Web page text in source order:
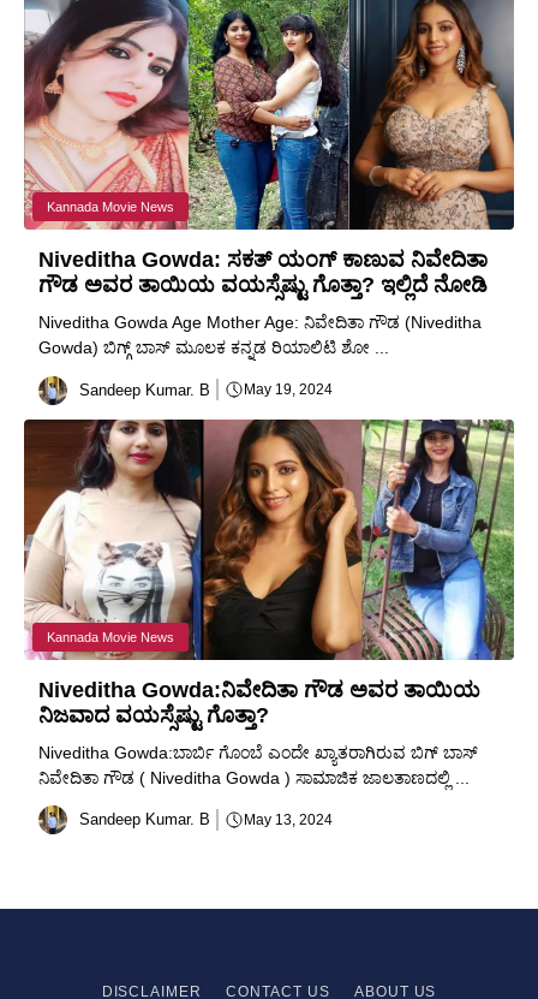
Kannada Movie News
Niveditha Gowda: ಸಕತ್ ಯಂಗ್ ಕಾಣುವ ನಿವೇದಿತಾ
ಗೌಡ ಅವರ ತಾಯಿಯ ವಯಸ್ಸೆಷ್ಟು ಗೊತ್ತಾ? ಇಲ್ಲಿದೆ ನೋಡಿ
Niveditha Gowda Age Mother Age: ನಿವೇದಿತಾ ಗೌಡ (Niveditha
Gowda) ಬಿಗ್ಗ್ ಬಾಸ್ ಮೂಲಕ ಕನ್ನಡ ರಿಯಾಲಿಟಿ ಶೋ ...
Sandeep Kumar. B May 19, 2024
Kannada Movie News
Niveditha Gowda:ನಿವೇದಿತಾ ಗೌಡ ಅವರ ತಾಯಿಯ
ನಿಜವಾದ ವಯಸ್ಸೆಷ್ಟು ಗೊತ್ತಾ?
Niveditha Gowda:ಬಾರ್ಬಿ ಗೊಂಬೆ ಎಂದೇ ಖ್ಯಾತರಾಗಿರುವ ಬಿಗ್ ಬಾಸ್
ನಿವೇದಿತಾ ಗೌಡ ( Niveditha Gowda ) ಸಾಮಾಜಿಕ ಜಾಲತಾಣದಲ್ಲಿ ...
Sandeep Kumar. B May 13, 2024
DISCLAIMER CONTACT US ABOUT US